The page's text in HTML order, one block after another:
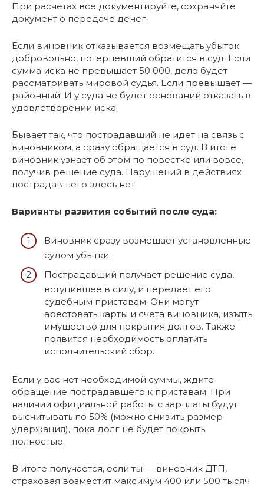
При расчетах все документируйте, сохраняйте
документ о передаче денег.
Если виновник отказывается возмещать убыток
добровольно, потерпевший обратится в суд. Если
сумма иска не превышает 50 000, дело будет
рассматривать мировой судья. Если превышает —
районный. И у суда не будет оснований отказать в
удовлетворении иска.
Бывает так, что пострадавший не идет на связь с
виновником, а сразу обращается в суд. В итоге
виновник узнает об этом по повестке или вовсе,
получив решение суда. Нарушений в действиях
пострадавшего здесь нет.
Варианты развития событий после суда:
Виновник сразу возмещает установленные
судом убытки.
Пострадавший получает решение суда,
вступившее в силу, и передает его
судебным приставам. Они могут
арестовать карты и счета виновника, изъять
имущество для покрытия долгов. Также
появится необходимость оплатить
исполнительский сбор.
Если у вас нет необходимой суммы, ждите
обращение пострадавшего к приставам. При
наличии официальной работы с зарплаты будут
высчитывать по 50% (можно снизить размер
удержания), пока долг не будет покрыть
полностью.
В итоге получается, если ты — виновник ДТП,
страховая возместит максимум 400 или 500 тысяч